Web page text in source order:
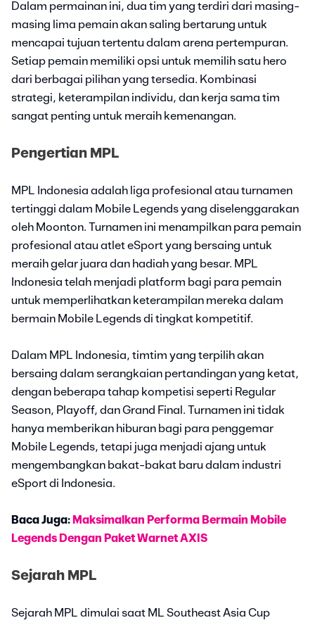
Dalam permainan ini, dua tim yang terdiri dari masing-
masing lima pemain akan saling bertarung untuk
mencapai tujuan tertentu dalam arena pertempuran.
Setiap pemain memiliki opsi untuk memilih satu hero
dari berbagai pilihan yang tersedia. Kombinasi
strategi, keterampilan individu, dan kerja sama tim
sangat penting untuk meraih kemenangan.
Pengertian MPL
MPL Indonesia adalah liga profesional atau turnamen
tertinggi dalam Mobile Legends yang diselenggarakan
oleh Moonton. Turnamen ini menampilkan para pemain
profesional atau atlet eSport yang bersaing untuk
meraih gelar juara dan hadiah yang besar. MPL
Indonesia telah menjadi platform bagi para pemain
untuk memperlihatkan keterampilan mereka dalam
bermain Mobile Legends di tingkat kompetitif.
Dalam MPL Indonesia, timtim yang terpilih akan
bersaing dalam serangkaian pertandingan yang ketat,
dengan beberapa tahap kompetisi seperti Regular
Season, Playoff, dan Grand Final. Turnamen ini tidak
hanya memberikan hiburan bagi para penggemar
Mobile Legends, tetapi juga menjadi ajang untuk
mengembangkan bakat-bakat baru dalam industri
eSport di Indonesia.
Baca Juga: Maksimalkan Performa Bermain Mobile
Legends Dengan Paket Warnet AXIS
Sejarah MPL
Sejarah MPL dimulai saat ML Southeast Asia Cup